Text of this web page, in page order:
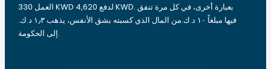
العمل 330 KWD لدفع 4,620 KWD. بعبارة أخرى، في كل مرة تنفق
فيها مبلغاً ‏١٠ د.ك.‏من المال الذي كسبته بشق الأنفس، يذهب ‏١٫٣ د.ك.‏
إلى الحكومة.